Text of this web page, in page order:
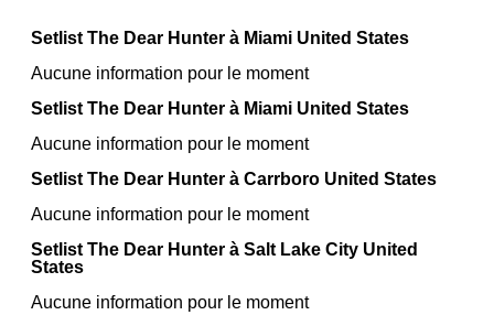
Setlist The Dear Hunter à Miami United States
Aucune information pour le moment
Setlist The Dear Hunter à Miami United States
Aucune information pour le moment
Setlist The Dear Hunter à Carrboro United States
Aucune information pour le moment
Setlist The Dear Hunter à Salt Lake City United
States
Aucune information pour le moment